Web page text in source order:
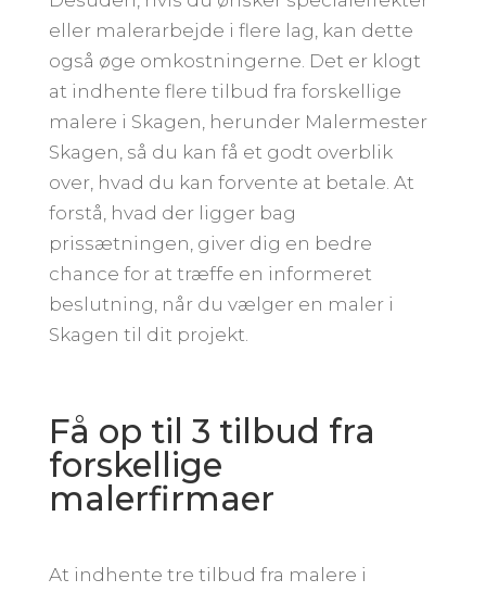
eller malerarbejde i flere lag, kan dette
også øge omkostningerne. Det er klogt
at indhente flere tilbud fra forskellige
malere i Skagen, herunder Malermester
Skagen, så du kan få et godt overblik
over, hvad du kan forvente at betale. At
forstå, hvad der ligger bag
prissætningen, giver dig en bedre
chance for at træffe en informeret
beslutning, når du vælger en maler i
Skagen til dit projekt.
Få op til 3 tilbud fra
forskellige
malerfirmaer
At indhente tre tilbud fra malere i